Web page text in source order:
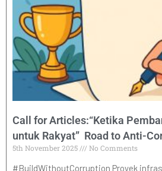
Call for Articles:“Ketika
untuk Rakyat” Road to Anti-
5th November 2025 No Comments
#BuildWithoutCorruption Proyek